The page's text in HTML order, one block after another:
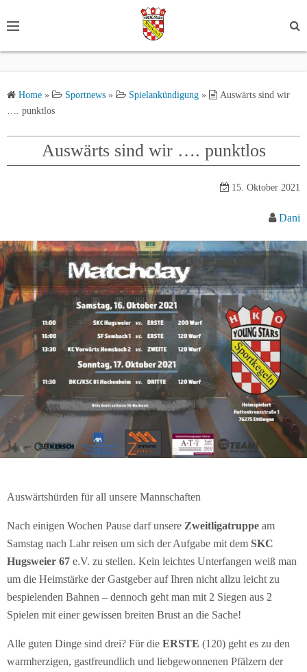
Home » Sportnews » Spielankündigung »
Auswärts sind wir
…. punktlos
Auswärts sind wir …. punktlos
15. Oktober 2021
Dani
Auswärtshürden für all unsere Mannschaften
Nach einigen Wochen Pause darf unsere Zweitligatruppe am
Samstag nach Lahr reisen um sich der Aufgabe mit dem SKC
Hugsweier 67 e.V. zu stellen. Kein leichtes Unterfangen weiß man
um die Heimstärke der Gastgeber auf Ihren nicht allzu leicht zu
bespielenden Bahnen – dennoch geht man mit 2 Siegen aus 2
Spielen mit einer gewissen breiten Brust an die Sache!
Alle guten Dinge sind drei? Für die ERSTE (120) geht es zu den
warmherzigen, gastfreundlich und liebgewonnenen Pfälzern der